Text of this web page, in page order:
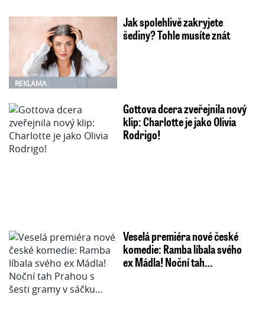
REKLAMA
Jak spolehlivě zakryjete
šediny? Tohle musíte znát
Gottova dcera zveřejnila nový
klip: Charlotte je jako Olivia
Rodrigo!
Veselá premiéra nové české
komedie: Ramba líbala svého
ex Mádla! Noční tah…